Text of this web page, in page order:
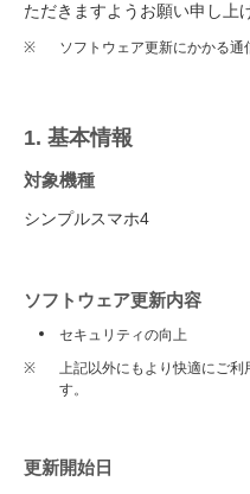
ただきますようお願い申し上
※ ソフトウェア更新にかかる通
1. 基本情報
対象機種
シンプルスマホ4
ソフトウェア更新内容
セキュリティの向上
※
上記以外にもより快適にご利
す。
更新開始日